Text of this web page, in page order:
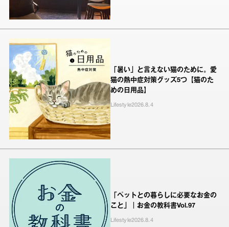
「暑い」と言えない猫のために。愛
猫の熱中症対策グッズ5つ【猫のた
めの日用品】
Lifestyle2026.8.4
「ペットとの暮らしに必要なお金の
こと」｜お金の教科書Vol.97
Lifestyle2026.8.4